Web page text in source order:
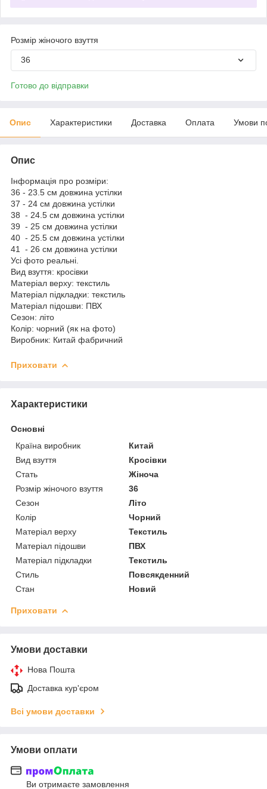
Розмір жіночого взуття
36
Готово до відправки
Опис Характеристики Доставка Оплата Умови
Опис
Інформація про розміри:
36 - 23.5 см довжина устілки
37 - 24 см довжина устілки
38 - 24.5 см довжина устілки
39 - 25 см довжина устілки
40 - 25.5 см довжина устілки
41 - 26 см довжина устілки
Усі фото реальні.
Вид взуття: кросівки
Матеріал верху: текстиль
Матеріал підкладки: текстиль
Матеріал підошви: ПВХ
Сезон: літо
Колір: чорний (як на фото)
Виробник: Китай фабричний
Приховати
Характеристики
Основні
Країна виробник
Китай
Вид взуття
Кросівки
Стать
Жіноча
Розмір жіночого взуття
36
Сезон
Літо
Колір
Чорний
Матеріал верху
Текстиль
Матеріал підошви
ПВХ
Матеріал підкладки
Текстиль
Стиль
Повсякденний
Стан
Новий
Приховати
Умови доставки
Нова Пошта
Доставка кур'єром
Всі умови доставки
Умови оплати
Ви отримаєте замовлення